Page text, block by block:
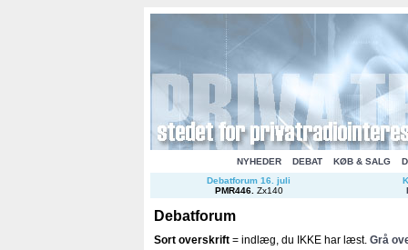
NYHEDER DEBAT KØB & SALG
Debatforum 16. juli
PMR446. Zx140
Debatforum
Sort overskrift = indlæg, du IKKE har læst. Grå